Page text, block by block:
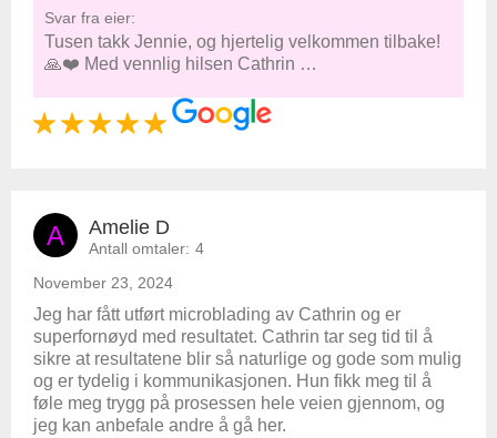
Svar fra eier:
Tusen takk Jennie, og hjertelig velkommen tilbake!
🙏❤️ Med vennlig hilsen Cathrin …
A Amelie D
Antall omtaler: 4
November 23, 2024
Jeg har fått utført microblading av Cathrin og er
superfornøyd med resultatet. Cathrin tar seg tid til å
sikre at resultatene blir så naturlige og gode som mulig
og er tydelig i kommunikasjonen. Hun fikk meg til å
føle meg trygg på prosessen hele veien gjennom, og
jeg kan anbefale andre å gå her.